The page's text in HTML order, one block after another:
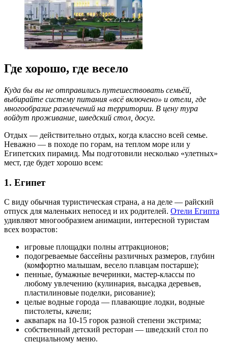
Где хорошо, где весело
Куда бы вы не отправились путешествовать семьёй,
выбирайте систему питания «всё включено» и отели, где
многообразие развлечений на территории. В цену тура
войдут проживание, шведский стол, досуг.
Отдых — действительно отдых, когда классно всей семье.
Неважно — в походе по горам, на теплом море или у
Египетских пирамид. Мы подготовили несколько «улетных»
мест, где будет хорошо всем:
1. Египет
С виду обычная туристическая страна, а на деле — райский
отпуск для маленьких непосед и их родителей. Отели Египта
удивляют многообразием анимации, интересной туристам
всех возрастов:
игровые площадки полны аттракционов;
подогреваемые бассейны различных размеров, глубин
(комфортно малышам, весело плавцам постарше);
пенные, бумажные вечеринки, мастер-классы по
любому увлечению (кулинария, высадка деревьев,
пластилиновые поделки, рисование);
целые водные города — плавающие лодки, водные
пистолеты, качели;
аквапарк на 10-15 горок разной степени экстрима;
собственный детский ресторан — шведский стол по
специальному меню.